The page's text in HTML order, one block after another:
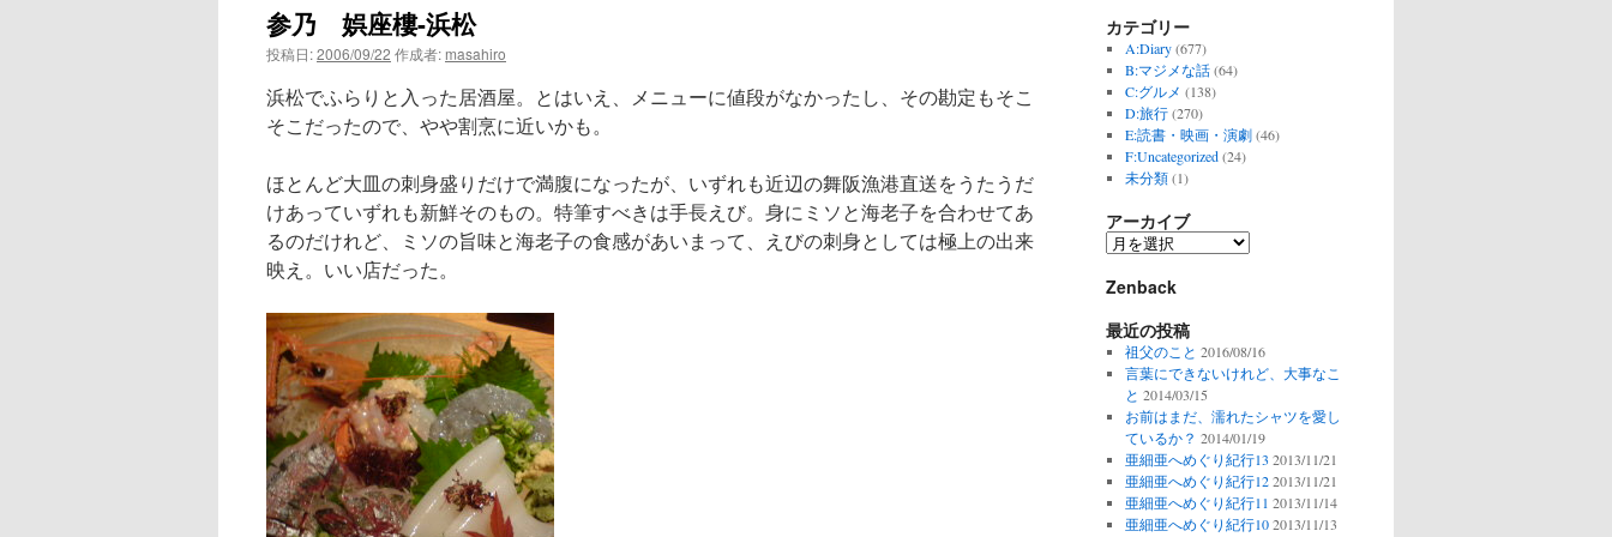
ン
キ
参乃 娯座樓-浜松
投稿日:2006/09/22 作成者: masahiro
浜松でふらりと入った居酒屋。とはいえ、メニューに値段がなかったし、その勘定もそこ
そこだったので、やや割烹に近いかも。
ほとんど大皿の刺身盛りだけで満腹になったが、いずれも近辺の舞阪漁港直送をうたうだ
けあっていずれも新鮮そのもの。特筆すべきは手長えび。身にミソと海老子を合わせてあ
るのだけれど、ミソの旨味と海老子の食感があいまって、えびの刺身としては極上の出来
映え。いい店だった。
カテゴリー
A:Diary(677)
B:マジメな話(64)
C:グルメ (138)
D:旅行(270)
E:読書・映画・演劇(46)
F:Uncategorized(24)
未分類(1)
アーカイブ
ア
カ
ブ
Zenback
最近の投稿
祖父のこと 2016/08/16
言葉にできないけれど、大事なこ
と 2014/03/15
お前はまだ、濡れたシャツを愛し
ているか？ 2014/01/19
亜細亜へめぐり紀行13 2013/11/21
亜細亜へめぐり紀行12 2013/11/21
亜細亜へめぐり紀行11 2013/11/14
亜細亜へめぐり紀行10 2013/11/13